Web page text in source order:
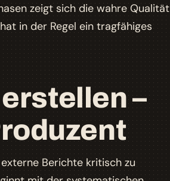
zeigt sich die wahre Qualität
in der Regel ein tragfähiges
–
Berichte kritisch zu